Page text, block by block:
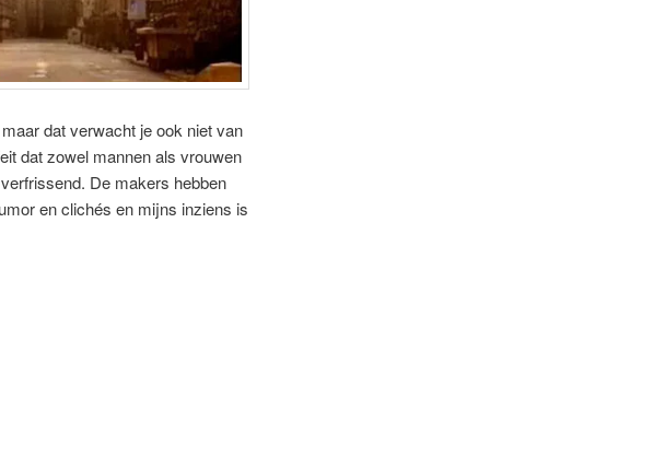
dat verwacht je ook niet van
dat zowel mannen als vrouwen
De makers hebben
en clichés en mijns inziens is